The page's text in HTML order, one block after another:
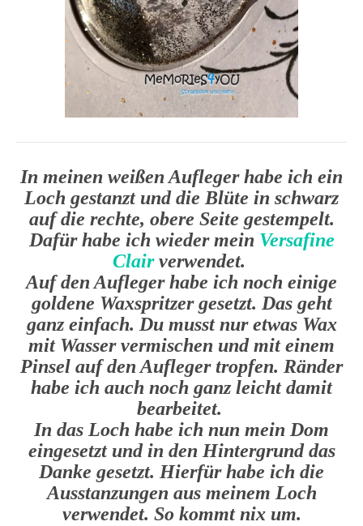
In meinen weißen Aufleger habe ich ein
Loch gestanzt und die Blüte in schwarz
auf die rechte, obere Seite gestempelt.
Dafür habe ich wieder mein Versafine
Clairverwendet.
Auf den Aufleger habe ich noch einige
goldene Waxspritzer gesetzt. Das geht
ganz einfach. Du musst nur etwas Wax
mit Wasser vermischen und mit einem
Pinsel auf den Aufleger tropfen. Ränder
habe ich auch noch ganz leicht damit
bearbeitet.
In das Loch habe ich nun mein Dom
eingesetzt und in den Hintergrund das
Danke gesetzt. Hierfür habe ich die
Ausstanzungen aus meinem Loch
verwendet. So kommt nix um.